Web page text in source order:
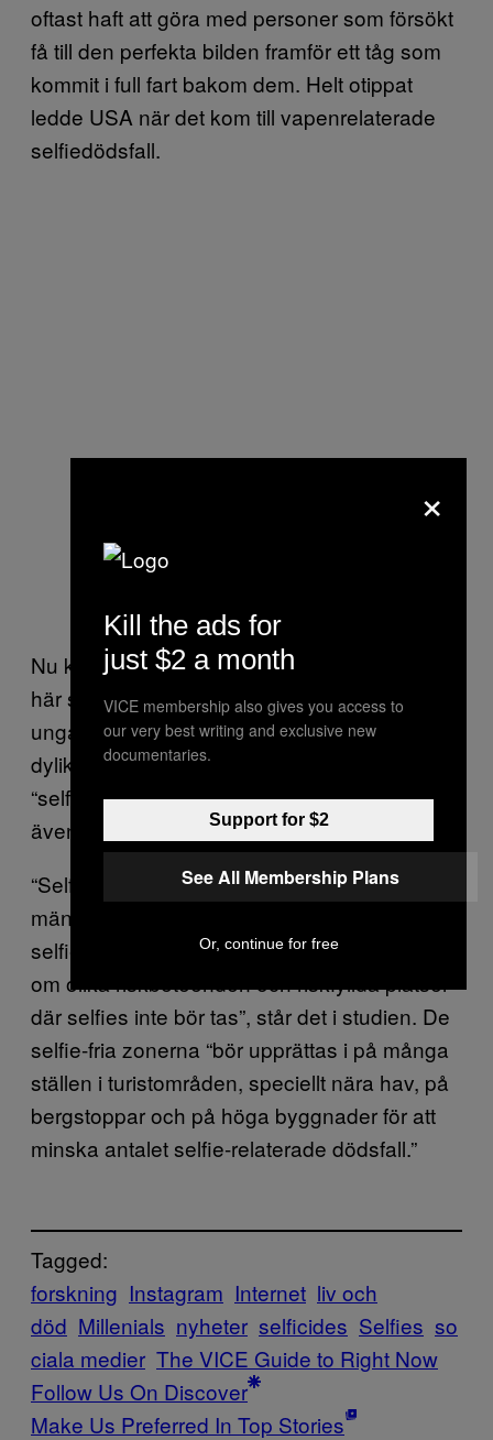
oftast haft att göra med personer som försökt
få till den perfekta bilden framför ett tåg som
kommit i full fart bakom dem. Helt otippat
ledde USA när det kom till vapenrelaterade
selfiedödsfall.
Nu kanske du undrar hur man kan lösa den
här situationen? Hur kan vi stoppa världens
unga från att inte gå rätt in i en vulkan eller
dylikt? I studien lägger man fram förslaget om
“selfie-fria zoner” i farliga områden, för alla
äventyrslystna millennials skull.
“Selfies i sig är inte skadliga, men
människans beteende som är relaterade till
selfies är farligt. Vi behöver utbilda människor
om olika riskbeteenden och riskfyllda platser
där selfies inte bör tas”, står det i studien. De
selfie-fria zonerna “bör upprättas i på många
ställen i turistområden, speciellt nära hav, på
bergstoppar och på höga byggnader för att
minska antalet selfie-relaterade dödsfall.”
Tagged:
forskning Instagram Internet liv och
död Millenials nyheter selficides Selfies so
ciala medier The VICE Guide to Right Now
Follow Us On Discover
Make Us Preferred In Top Stories
×
Kill the ads for
just $2 a month
VICE membership also gives you access to
our very best writing and exclusive new
documentaries.
Support for $2
See All Membership Plans
Or, continue for free